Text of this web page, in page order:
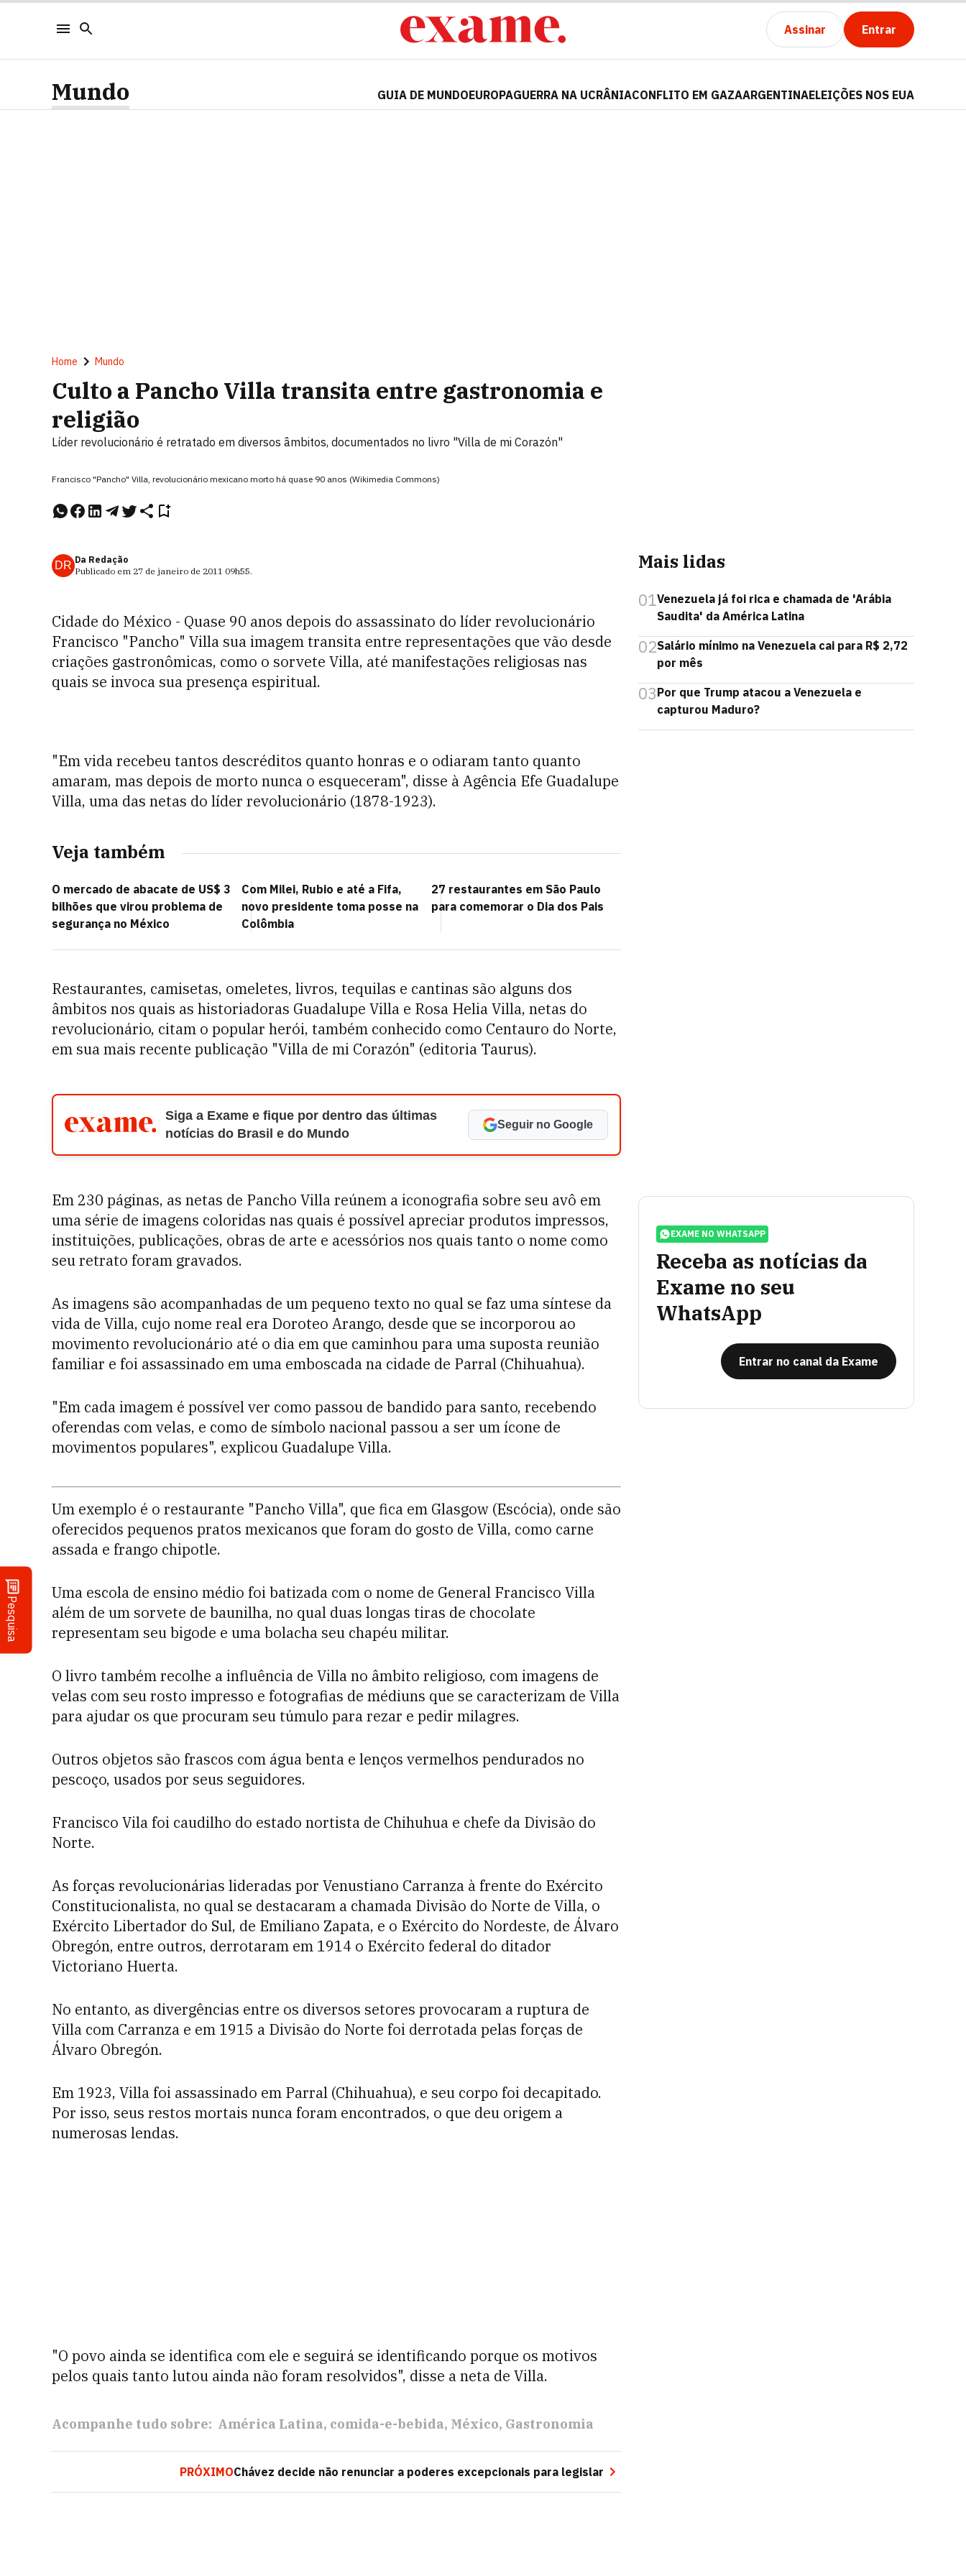
Assinar Entrar
Pesquisa
Mundo GUIA DE MUNDOEUROPAGUERRA NA UCRÂNIACONFLITO EM GAZAARGENTINAELEIÇÕES NOS EUA
Home Mundo
Culto a Pancho Villa transita entre gastronomia e
religião
Líder revolucionário é retratado em diversos âmbitos, documentados no livro "Villa de mi Corazón"
Francisco "Pancho" Villa, revolucionário mexicano morto há quase 90 anos (Wikimedia Commons)
DR Da Redação
Publicado em 27 de janeiro de 2011 09h55.
Cidade do México - Quase 90 anos depois do assassinato do líder revolucionário
Francisco "Pancho" Villa sua imagem transita entre representações que vão desde
criações gastronômicas, como o sorvete Villa, até manifestações religiosas nas
quais se invoca sua presença espiritual.
"Em vida recebeu tantos descréditos quanto honras e o odiaram tanto quanto
amaram, mas depois de morto nunca o esqueceram", disse à Agência Efe Guadalupe
Villa, uma das netas do líder revolucionário (1878-1923).
Veja também
O mercado de abacate de US$ 3
bilhões que virou problema de
segurança no México
Com Milei, Rubio e até a Fifa,
novo presidente toma posse na
Colômbia
27 restaurantes em São Paulo
para comemorar o Dia dos Pais
Restaurantes, camisetas, omeletes, livros, tequilas e cantinas são alguns dos
âmbitos nos quais as historiadoras Guadalupe Villa e Rosa Helia Villa, netas do
revolucionário, citam o popular herói, também conhecido como Centauro do Norte,
em sua mais recente publicação "Villa de mi Corazón" (editoria Taurus).
Siga a Exame e fique por dentro das últimas
notícias do Brasil e do Mundo
Seguir no Google
Em 230 páginas, as netas de Pancho Villa reúnem a iconografia sobre seu avô em
uma série de imagens coloridas nas quais é possível apreciar produtos impressos,
instituições, publicações, obras de arte e acessórios nos quais tanto o nome como
seu retrato foram gravados.
As imagens são acompanhadas de um pequeno texto no qual se faz uma síntese da
vida de Villa, cujo nome real era Doroteo Arango, desde que se incorporou ao
movimento revolucionário até o dia em que caminhou para uma suposta reunião
familiar e foi assassinado em uma emboscada na cidade de Parral (Chihuahua).
"Em cada imagem é possível ver como passou de bandido para santo, recebendo
oferendas com velas, e como de símbolo nacional passou a ser um ícone de
movimentos populares", explicou Guadalupe Villa.
Um exemplo é o restaurante "Pancho Villa", que fica em Glasgow (Escócia), onde são
oferecidos pequenos pratos mexicanos que foram do gosto de Villa, como carne
assada e frango chipotle.
Uma escola de ensino médio foi batizada com o nome de General Francisco Villa
além de um sorvete de baunilha, no qual duas longas tiras de chocolate
representam seu bigode e uma bolacha seu chapéu militar.
O livro também recolhe a influência de Villa no âmbito religioso, com imagens de
velas com seu rosto impresso e fotografias de médiuns que se caracterizam de Villa
para ajudar os que procuram seu túmulo para rezar e pedir milagres.
Outros objetos são frascos com água benta e lenços vermelhos pendurados no
pescoço, usados por seus seguidores.
Francisco Vila foi caudilho do estado nortista de Chihuhua e chefe da Divisão do
Norte.
As forças revolucionárias lideradas por Venustiano Carranza à frente do Exército
Constitucionalista, no qual se destacaram a chamada Divisão do Norte de Villa, o
Exército Libertador do Sul, de Emiliano Zapata, e o Exército do Nordeste, de Álvaro
Obregón, entre outros, derrotaram em 1914 o Exército federal do ditador
Victoriano Huerta.
No entanto, as divergências entre os diversos setores provocaram a ruptura de
Villa com Carranza e em 1915 a Divisão do Norte foi derrotada pelas forças de
Álvaro Obregón.
Em 1923, Villa foi assassinado em Parral (Chihuahua), e seu corpo foi decapitado.
Por isso, seus restos mortais nunca foram encontrados, o que deu origem a
numerosas lendas.
"O povo ainda se identifica com ele e seguirá se identificando porque os motivos
pelos quais tanto lutou ainda não foram resolvidos", disse a neta de Villa.
Acompanhe tudo sobre: América Latina comida-e-bebida México Gastronomia
PRÓXIMOChávez decide não renunciar a poderes excepcionais para legislar
Mais lidas
01Venezuela já foi rica e chamada de 'Arábia
Saudita' da América Latina
02Salário mínimo na Venezuela cai para R$ 2,72
por mês
03Por que Trump atacou a Venezuela e
capturou Maduro?
EXAME NO WHATSAPP
Receba as notícias da
Exame no seu
WhatsApp
Entrar no canal da Exame